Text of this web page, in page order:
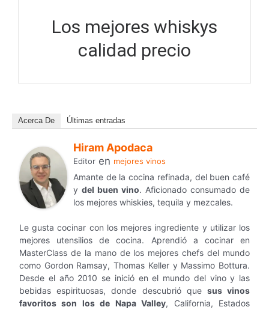
Los mejores whiskys
calidad precio
Acerca De Últimas entradas
Hiram Apodaca
Editor en mejores vinos
Amante de la cocina refinada, del buen café
y del buen vino. Aficionado consumado de
los mejores whiskies, tequila y mezcales.
Le gusta cocinar con los mejores ingrediente y utilizar los
mejores utensilios de cocina. Aprendió a cocinar en
MasterClass de la mano de los mejores chefs del mundo
como Gordon Ramsay, Thomas Keller y Massimo Bottura.
Desde el año 2010 se inició en el mundo del vino y las
bebidas espirituosas, donde descubrió que sus vinos
favoritos son los de Napa Valley, California, Estados